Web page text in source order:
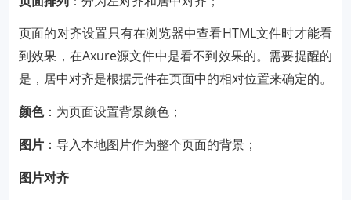
页面的对齐设置只有在浏览器中查看HTML文件时才能看
到效果，在Axure源文件中是看不到效果的。需要提醒的
是，居中对齐是根据元件在页面中的相对位置来确定的。
颜色：为页面设置背景颜色；
图片 ：导入本地图片作为整个页面的背景；
图片对齐